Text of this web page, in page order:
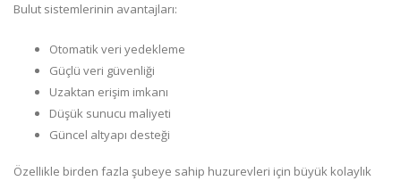
Bulut sistemlerinin avantajları:
Otomatik veri yedekleme
Güçlü veri güvenliği
Uzaktan erişim imkanı
Düşük sunucu maliyeti
Güncel altyapı desteği
Özellikle birden fazla şubeye sahip huzurevleri için büyük kolaylık